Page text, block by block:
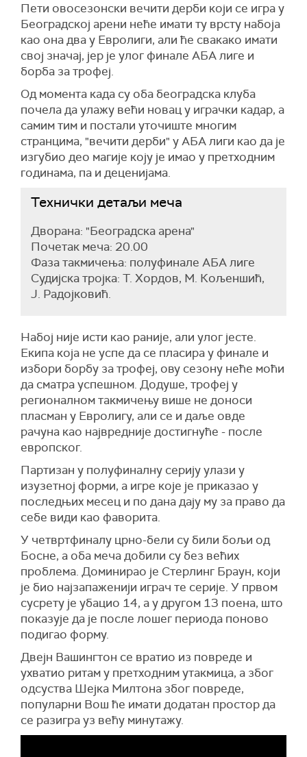
Пети овосезонски вечити дерби који се игра у
Београдској арени неће имати ту врсту набоја
као она два у Евролиги, али ће свакако имати
свој значај, јер је улог финале АБА лиге и
борба за трофеј.
Од момента када су оба београдска клуба
почела да улажу већи новац у играчки кадар, а
самим тим и постали уточиште многим
странцима, "вечити дерби" у АБА лиги као да је
изгубио део магије коју је имао у претходним
годинама, па и деценијама.
Технички детаљи меча
Дворана: "Београдска арена"
Почетак меча: 20.00
Фаза такмичења: полуфинале АБА лиге
Судијска тројка: Т. Хордов, М. Кољеншић,
Ј. Радојковић.
Набој није исти као раније, али улог јесте.
Екипа која не успе да се пласира у финале и
избори борбу за трофеј, ову сезону неће моћи
да сматра успешном. Додуше, трофеј у
регионалном такмичењу више не доноси
пласман у Евролигу, али се и даље овде
рачуна као највредније достигнуће - после
европског.
Партизан у полуфиналну серију улази у
изузетној форми, а игре које је приказао у
последњих месец и по дана дају му за право да
себе види као фаворита.
У четвртфиналу црно-бели су били бољи од
Босне, а оба меча добили су без већих
проблема. Доминирао је Стерлинг Браун, који
је био најзапаженији играч те серије. У првом
сусрету је убацио 14, а у другом 13 поена, што
показује да је после лошег периода поново
подигао форму.
Двејн Вашингтон се вратио из повреде и
ухватио ритам у претходним утакмица, а због
одсуства Шејка Милтона због повреде,
популарни Вош ће имати додатан простор да
се разигра уз већу минутажу.